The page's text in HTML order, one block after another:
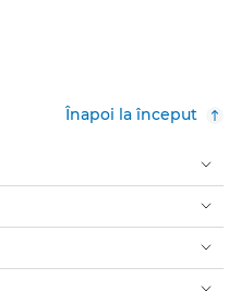
Înapoi la început